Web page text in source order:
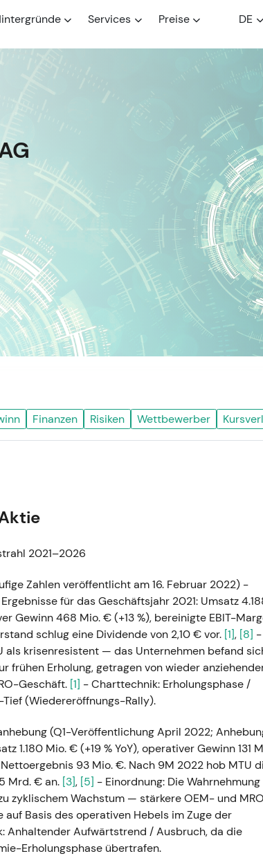
Services Preise DE
Finanzen Risiken Wettbewerber
2021–2026
Zahlen veröffentlicht am 16. Februar 2022) -
für das Geschäftsjahr 2021: Umsatz
Gewinn 468 Mio. € (+13 %), bereinigte EBIT-
schlug eine Dividende von 2,10 € vor. [1], [8] -
als krisenresistent — das Unternehmen befand
frühen Erholung, getragen von wieder
Geschäft. [1] - Charttechnik: Erholungsphase /
(Wiedereröffnungs-Rally).
(Q1-Veröffentlichung April 2022;
1.180 Mio. € (+19 % YoY), operativer Gewinn 131
Nettoergebnis 93 Mio. €. Nach 9M 2022 hob MTU
Mrd. € an. [3], [5] - Einordnung: Die
zyklischem Wachstum — stärkere OEM- und
Basis des operativen Hebels im Zuge der
Anhaltender Aufwärtstrend / Ausbruch, da die
Erholungsphase übertrafen.